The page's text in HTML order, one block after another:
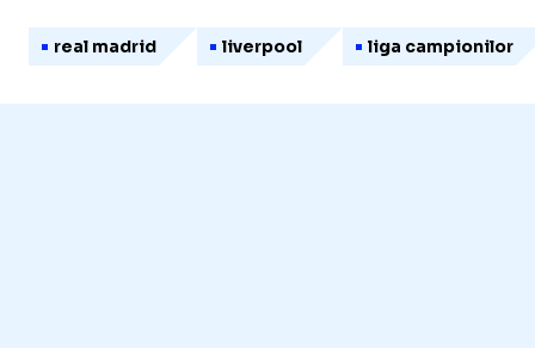
real madrid liverpool liga campionilor